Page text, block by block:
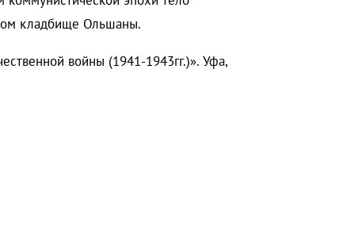
кладбище Ольшаны.
войны (1941-1943гг.)». Уфа,